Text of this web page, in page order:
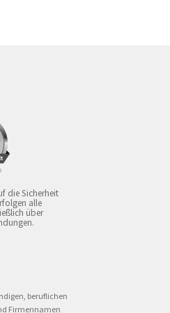
die Sicherheit
alle
über
beruflichen
Firmennamen